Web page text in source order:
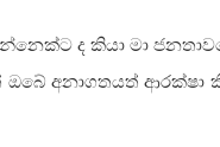
ද කියා මා
අනාගතයත් ආරක්ෂා